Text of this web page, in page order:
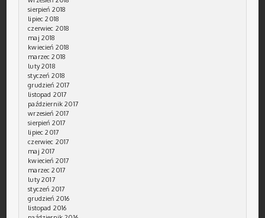
sierpień 2018
lipiec 2018
czerwiec 2018
maj 2018
kwiecień 2018
marzec 2018
luty 2018
styczeń 2018
grudzień 2017
listopad 2017
październik 2017
wrzesień 2017
sierpień 2017
lipiec 2017
czerwiec 2017
maj 2017
kwiecień 2017
marzec 2017
luty 2017
styczeń 2017
grudzień 2016
listopad 2016